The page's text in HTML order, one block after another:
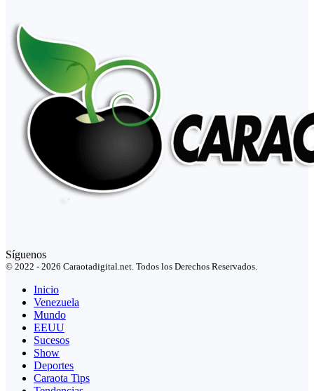
Síguenos
© 2022 - 2026 Caraotadigital.net. Todos los Derechos Reservados.
Inicio
Venezuela
Mundo
EEUU
Sucesos
Show
Deportes
Caraota Tips